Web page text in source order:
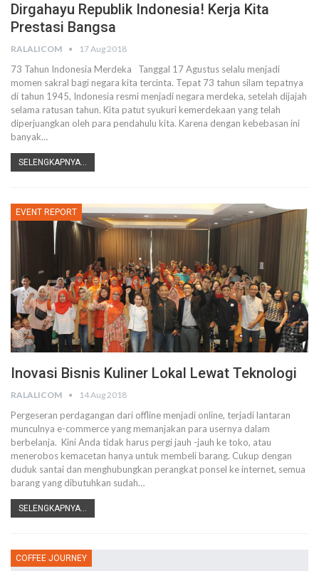
Dirgahayu Republik Indonesia! Kerja Kita
Prestasi Bangsa
RALALICOM 17 Aug 2018
73 Tahun Indonesia Merdeka Tanggal 17 Agustus selalu menjadi
momen sakral bagi negara kita tercinta. Tepat 73 tahun silam tepatnya
di tahun 1945, Indonesia resmi menjadi negara merdeka, setelah dijajah
selama ratusan tahun. Kita patut syukuri kemerdekaan yang telah
diperjuangkan oleh para pendahulu kita. Karena dengan kebebasan ini
banyak…
SELENGKAPNYA...
EVENT REPORT
Inovasi Bisnis Kuliner Lokal Lewat Teknologi
RALALICOM 14 Aug 2018
Pergeseran perdagangan dari offline menjadi online, terjadi lantaran
munculnya e-commerce yang memanjakan para usernya dalam
berbelanja. Kini Anda tidak harus pergi jauh -jauh ke toko, atau
menerobos kemacetan hanya untuk membeli barang. Cukup dengan
duduk santai dan menghubungkan perangkat ponsel ke internet, semua
barang yang dibutuhkan sudah…
SELENGKAPNYA...
COFFEE JOURNEY